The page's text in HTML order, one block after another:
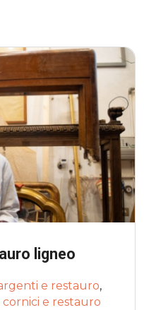
ligneo
e restauro,
cornici e restauro